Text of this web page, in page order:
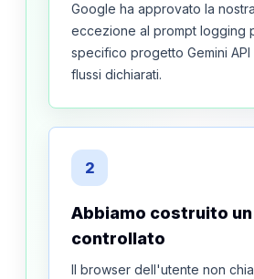
Google ha approvato la
eccezione al prompt logging
specifico progetto Gemini
flussi dichiarati.
2
Abbiamo costruito
controllato
Il browser dell'utente non